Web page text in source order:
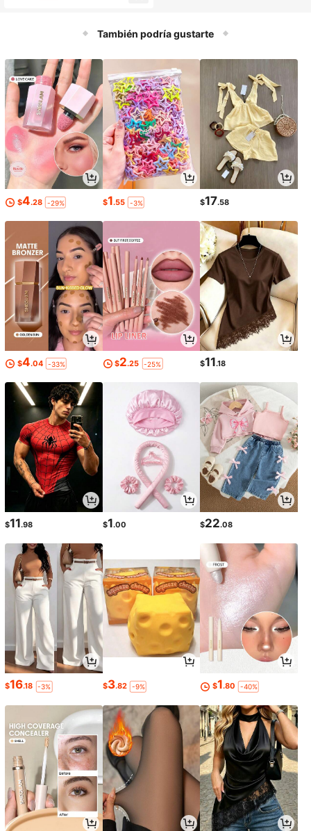
También podría gustarte
$4.28 -29% $1.55 -3% $17.58
$4.04 -33% $2.25 -25% $11.18
$11.98 $1.00 $22.08
$16.18 -3% $3.82 -9% $1.80 -40%